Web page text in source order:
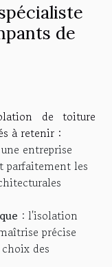
de
de toiture
à retenir :
entreprise
parfaitement les
: l'isolation
précise
des